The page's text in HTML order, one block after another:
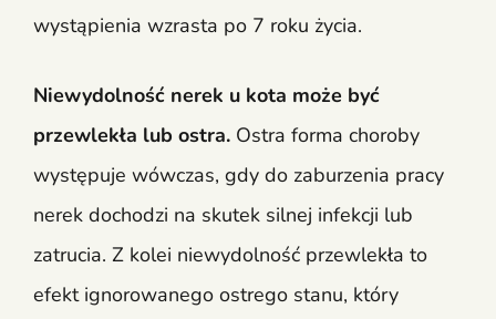
wystąpienia wzrasta po 7 roku życia.
Niewydolność nerek u kota może być
przewlekła lub ostra. Ostra forma choroby
występuje wówczas, gdy do zaburzenia pracy
nerek dochodzi na skutek silnej infekcji lub
zatrucia. Z kolei niewydolność przewlekła to
efekt ignorowanego ostrego stanu, który